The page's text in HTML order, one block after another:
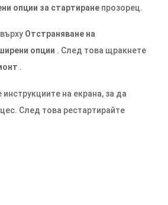
опции за стартиране прозорец.
Отстраняване на
опции . След това щракнете
.
на екрана, за да
След това рестартирайте